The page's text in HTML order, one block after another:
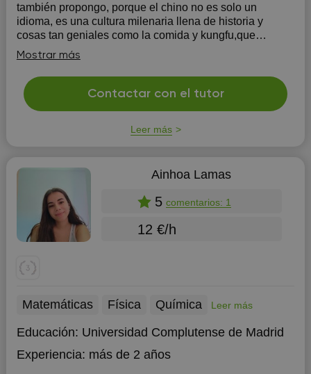
también propongo, porque el chino no es solo un
idioma, es una cultura milenaria llena de historia y
cosas tan geniales como la comida y kungfu,que
acompañarán a proceso de aprendizaje de un idioma
tan bonito como el mandarín.
Mostrar más
Contactar con el tutor
Leer más
Ainhoa Lamas
5 comentarios: 1
12 €/h
Matemáticas Física Química Leer más
Educación: Universidad Complutense de Madrid
Experiencia: más de 2 años